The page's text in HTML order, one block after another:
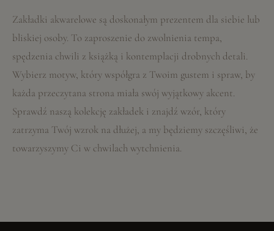
Zakładki akwarelowe są doskonałym prezentem dla siebie lub
bliskiej osoby. To zaproszenie do zwolnienia tempa,
spędzenia chwili z książką i kontemplacji drobnych detali.
Wybierz motyw, który współgra z Twoim gustem i spraw, by
każda przeczytana strona miała swój wyjątkowy akcent.
Sprawdź naszą kolekcję zakładek i znajdź wzór, który
zatrzyma Twój wzrok na dłużej, a my będziemy szczęśliwi, że
towarzyszymy Ci w chwilach wytchnienia.